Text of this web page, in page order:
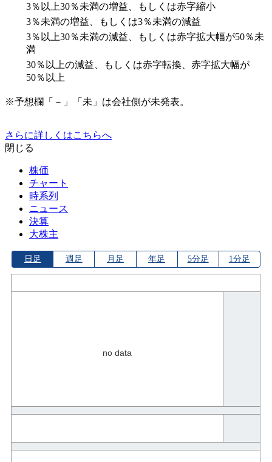
3％以上30％未満の増益、もしくは赤字縮小
3％未満の増益、もしくは3％未満の減益
3％以上30％未満の減益、もしくは赤字拡大幅が50％未
満
30％以上の減益、もしくは赤字転換、赤字拡大幅が
50％以上
※予想欄「－」「未」は会社側が未発表。
さらに詳しくはこちらへ
閉じる
株価
チャート
時系列
ニュース
決算
大株主
日足 週足 月足 年足 5分足 1分足
no data